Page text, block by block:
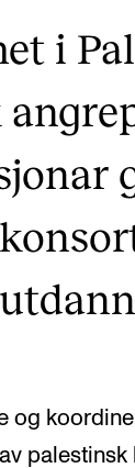
i
og
palestinsk